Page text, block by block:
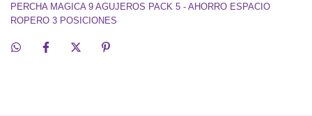
PERCHA MAGICA 9 AGUJEROS PACK 5 - AHORRO ESPACIO
ROPERO 3 POSICIONES